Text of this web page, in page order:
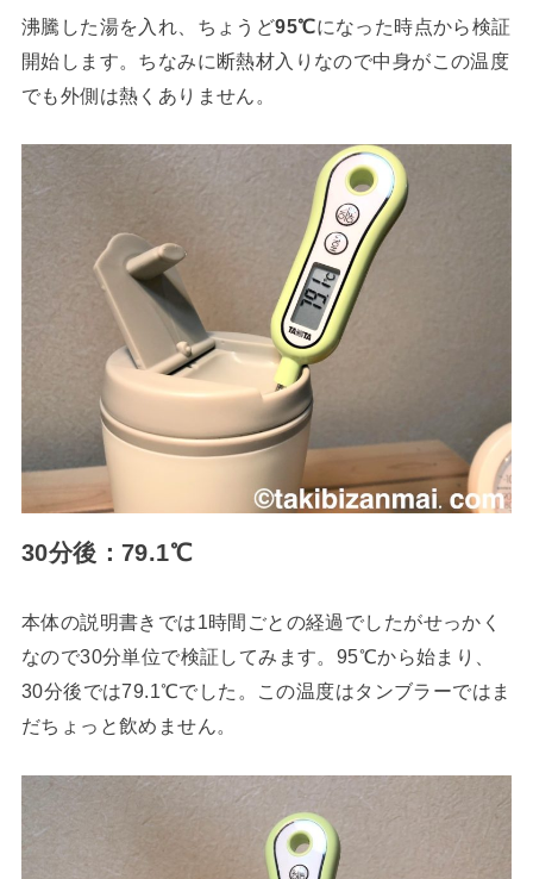
沸騰した湯を入れ、ちょうど95℃になった時点から検証
開始します。ちなみに断熱材入りなので中身がこの温度
でも外側は熱くありません。
30分後：79.1℃
本体の説明書きでは1時間ごとの経過でしたがせっかく
なので30分単位で検証してみます。95℃から始まり、
30分後では79.1℃でした。この温度はタンブラーではま
だちょっと飲めません。